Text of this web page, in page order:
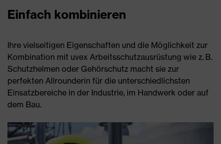
Einfach kombinieren
Ihre vielseitigen Eigenschaften und die Möglichkeit zur
Kombination mit uvex Arbeitsschutzausrüstung wie z. B.
Schutzhelmen oder Gehörschutz macht sie zur
perfekten Allrounderin für die unterschiedlichsten
Einsatzbereiche in der Industrie, im Handwerk oder auf
dem Bau.